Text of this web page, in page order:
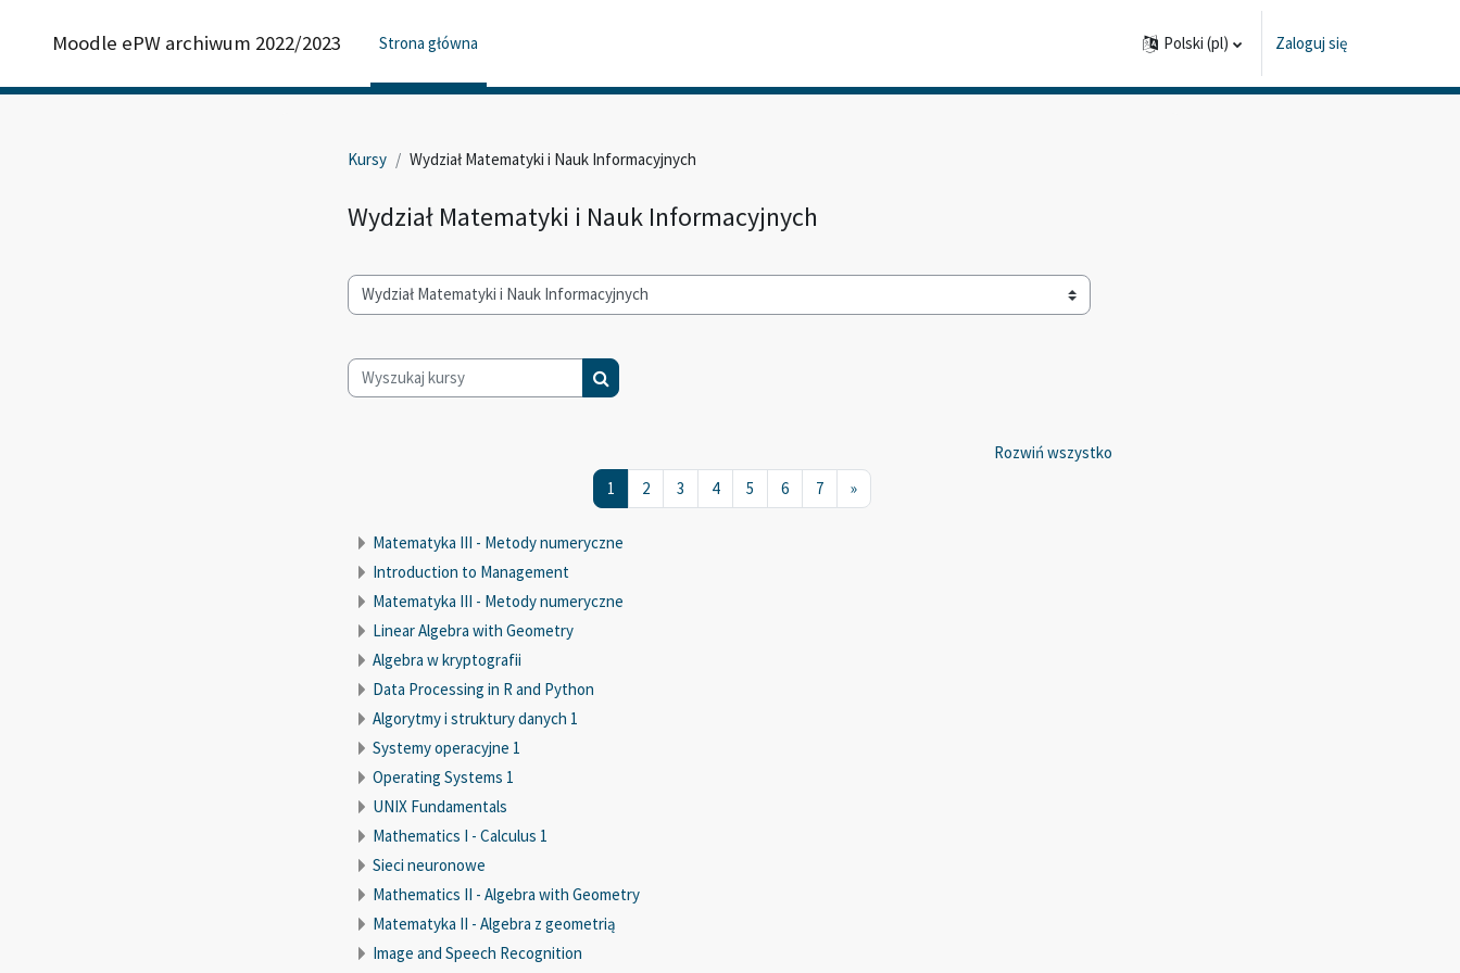
Moodle ePW archiwum 2022/2023 Strona główna Polski ‎(pl)‎ Zaloguj się
Kursy Wydział Matematyki i Nauk Informacyjnych
Wydział Matematyki i Nauk Informacyjnych
Kategorie kursów
Wyszukaj kursy Wyszukaj kursy
Rozwiń wszystko
1 Strona 1
2Strona 2
3Strona 3
4Strona 4
5Strona 5
6Strona 6
7Strona 7
»Następna strona
Matematyka III - Metody numeryczne
Introduction to Management
Matematyka III - Metody numeryczne
Linear Algebra with Geometry
Algebra w kryptografii
Data Processing in R and Python
Algorytmy i struktury danych 1
Systemy operacyjne 1
Operating Systems 1
UNIX Fundamentals
Mathematics I - Calculus 1
Sieci neuronowe
Mathematics II - Algebra with Geometry
Matematyka II - Algebra z geometrią
Image and Speech Recognition